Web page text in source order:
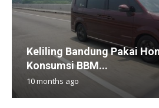
Keliling Bandung Pakai
Konsumsi BBM...
10 months ago